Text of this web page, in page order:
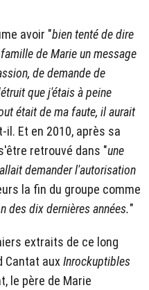
avoir "bien tenté de dire
de Marie un message
de demande de
que j'étais à peine
était de ma faute, il aurait
il. Et en 2010, après sa
retrouvé dans "une
demander l'autorisation
la fin du groupe comme
des dix dernières années."
extraits de ce long
Cantat auxInrockuptibles
le père de Marie